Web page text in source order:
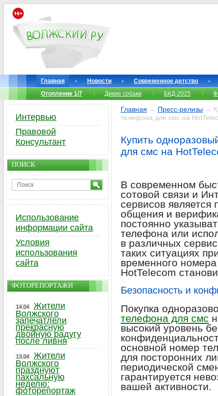
Главная Новости
Современное детство
Отопление 1/7
Дикие собаки БКД-2025
Главная → Пресс-релизы →
телефона для смс на
Купить
для смс на
В современном
сотовой связи и
сервисов
общения и
постоянно
телефона или
в различных
таких ситуациях
временного
HotTelecom
Безопасность и
Покупка
телефона для смс
высокий уровень
основной номер
для посторонних
периодической
гарантируется
вашей активности.
Интервью
Правовой
Консультант
ПОИСК
Использование
информации сайта
Условия
использования
сайта
ФОТОРЕПОРТАЖИ
14.04
Жители
Волжского
запечатлели
прекрасную
двойную радугу
после ливня
13.04
Жители
Волжского
празднуют
пахсальную
неделю:
фоторепортаж